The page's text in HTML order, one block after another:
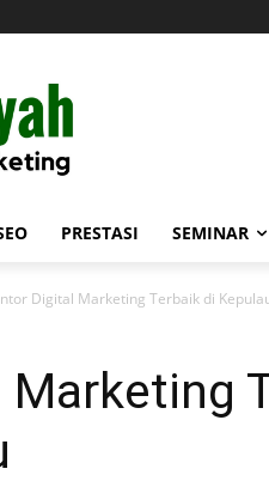
PRESTASI SEMINAR
Digital Marketing Terbaik di